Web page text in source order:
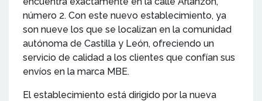
número 2. Con este nuevo establecimiento, ya
son nueve los que se localizan en la comunidad
autónoma de Castilla y León, ofreciendo un
servicio de calidad a los clientes que confían sus
envíos en la marca MBE.
El establecimiento está dirigido por la nueva